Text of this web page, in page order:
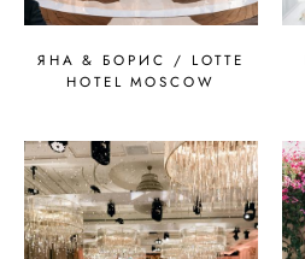
ЯНА & БОРИС / LOTTE
HOTEL MOSCOW